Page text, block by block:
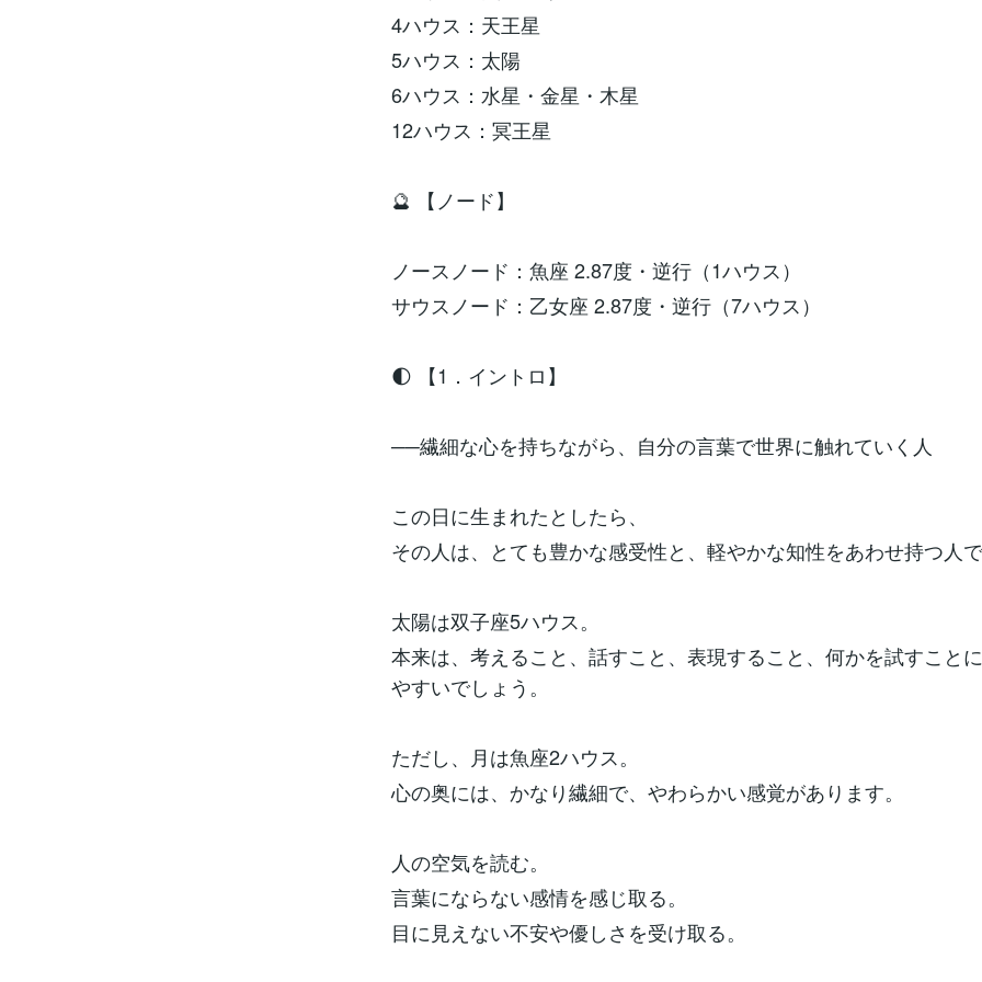
4ハウス：天王星
5ハウス：太陽
6ハウス：水星・金星・木星
12ハウス：冥王星
🔮 【ノード】
ノースノード：魚座 2.87度・逆行（1ハウス）
サウスノード：乙女座 2.87度・逆行（7ハウス）
🌓 【1．イントロ】
──繊細な心を持ちながら、自分の言葉で世界に触れていく人
この日に生まれたとしたら、
その人は、とても豊かな感受性と、軽やかな知性をあわせ持つ人
太陽は双子座5ハウス。
本来は、考えること、話すこと、表現すること、何かを試すこと
やすいでしょう。
ただし、月は魚座2ハウス。
心の奥には、かなり繊細で、やわらかい感覚があります。
人の空気を読む。
言葉にならない感情を感じ取る。
目に見えない不安や優しさを受け取る。